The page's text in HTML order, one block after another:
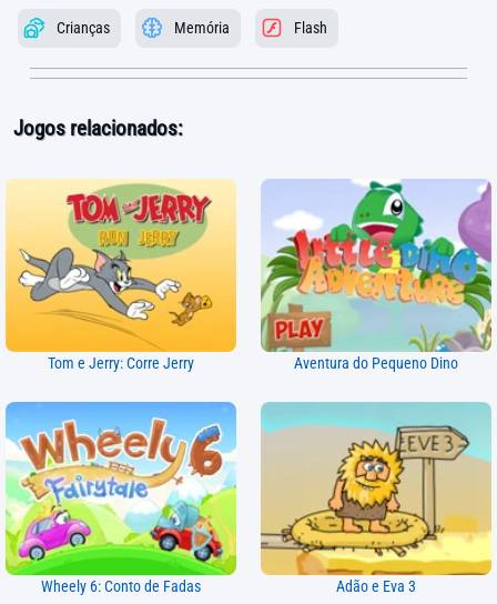
Crianças Memória Flash
Jogos relacionados:
Tom e Jerry: Corre Jerry Aventura do Pequeno Dino
Wheely 6: Conto de Fadas Adão e Eva 3